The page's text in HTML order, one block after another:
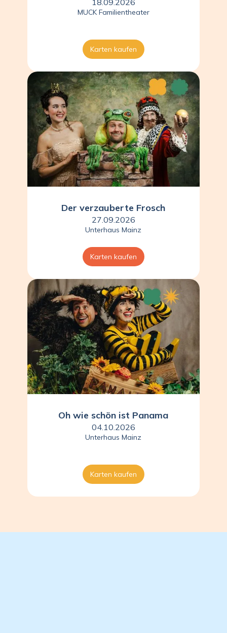
MUCK Familientheater
Karten kaufen
Der verzauberte Frosch
27.09.2026
Unterhaus Mainz
Karten kaufen
Oh wie schön ist Panama
04.10.2026
Unterhaus Mainz
Karten kaufen